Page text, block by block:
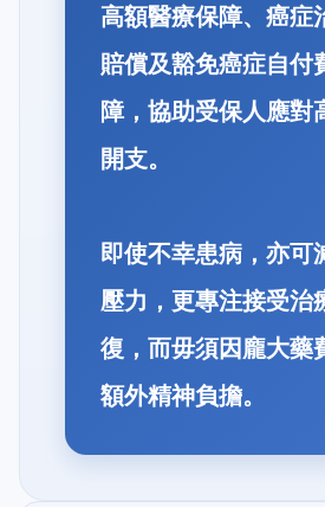
高額醫療保障、癌症
賠償及豁免癌症自付
障，協助受保人應對
開支。
即使不幸患病，亦可
壓力，更專注接受治
復，而毋須因龐大藥
額外精神負擔。